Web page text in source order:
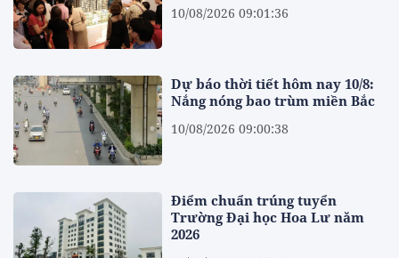
10/08/2026 09:01:36
Dự báo thời tiết hôm nay 10/8:
Nắng nóng bao trùm miền Bắc
10/08/2026 09:00:38
Điểm chuẩn trúng tuyển
Trường Đại học Hoa Lư năm
2026